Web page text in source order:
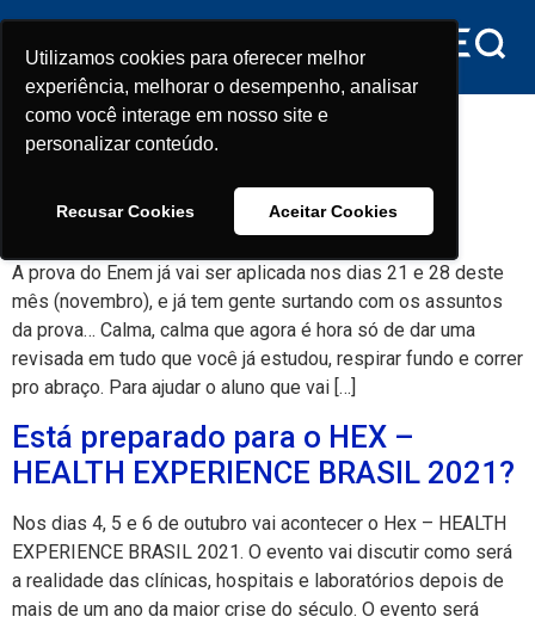
Utilizamos cookies para oferecer melhor
experiência, melhorar o desempenho, analisar
como você interage em nosso site e
personalizar conteúdo.
Recusar Cookies Aceitar Cookies
Utilizamos cookies para oferecer melhor
experiência, melhorar o desempenho, analisar
como você interage em nosso site e
personalizar conteúdo.
Recusar Cookies Aceitar Cookies
conteúdo
Tag:Aula online
Tem jeito melhor de revisar os
conteúdos pro Enem?
A prova do Enem já vai ser aplicada nos dias 21 e 28 deste
mês (novembro), e já tem gente surtando com os assuntos
da prova… Calma, calma que agora é hora só de dar uma
revisada em tudo que você já estudou, respirar fundo e correr
pro abraço. Para ajudar o aluno que vai […]
Está preparado para o HEX –
HEALTH EXPERIENCE BRASIL 2021?
Nos dias 4, 5 e 6 de outubro vai acontecer o Hex – HEALTH
EXPERIENCE BRASIL 2021. O evento vai discutir como será
a realidade das clínicas, hospitais e laboratórios depois de
mais de um ano da maior crise do século. O evento será